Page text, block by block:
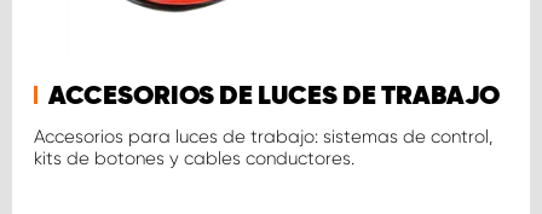
ACCESORIOS DE LUCES DE TRABAJO
Accesorios para luces de trabajo: sistemas de control,
kits de botones y cables conductores.